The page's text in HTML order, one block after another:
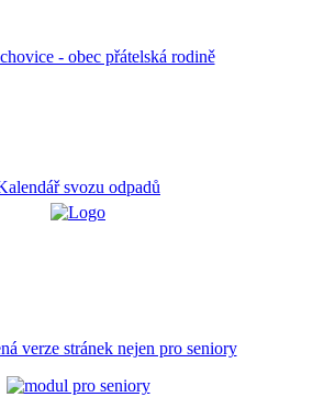
- obec přátelská rodině
svozu odpadů
verze stránek nejen pro seniory